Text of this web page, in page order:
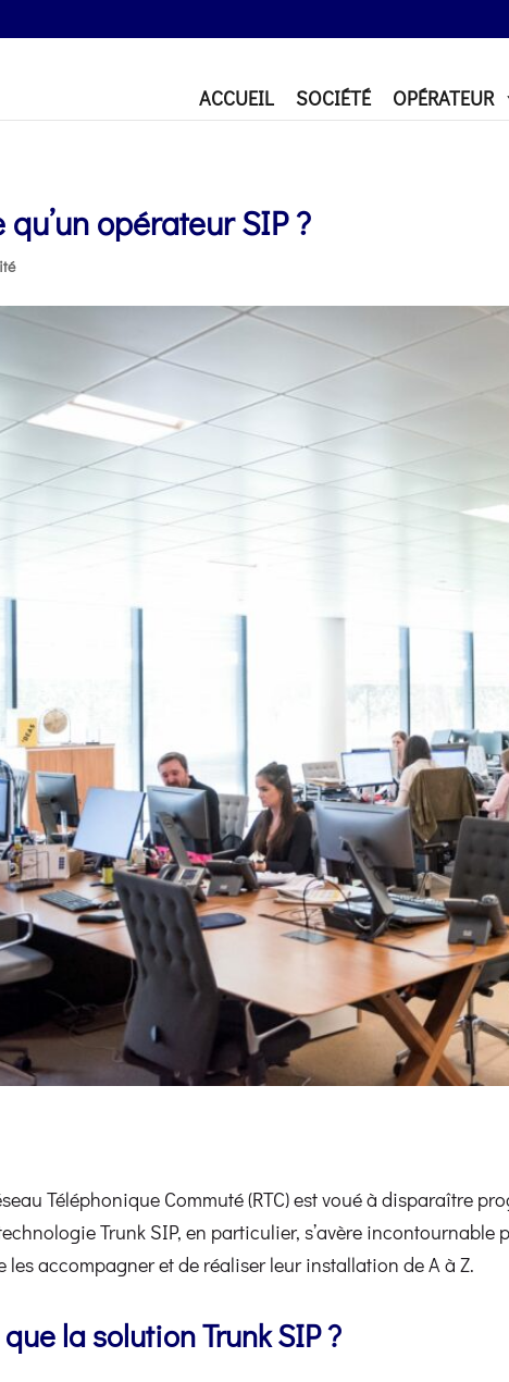
ACCUEIL SOCIÉTÉ OPÉRATEUR
qu’un opérateur SIP ?
Téléphonique Commuté (RTC) est voué à disparaître
Trunk SIP, en particulier, s’avère
les accompagner et de réaliser leur installation de A à Z.
que la solution Trunk SIP ?